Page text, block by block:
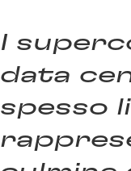
I
data
spesso